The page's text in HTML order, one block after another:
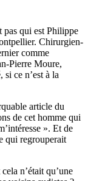
pas qui est Philippe
Chirurgien-
comme
Pierre Moure,
si ce n’est à la
article du
de cet homme qui
». Et de
qui regrouperait
n’était qu’une